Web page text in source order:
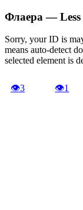
Флаера —Less
Sorry, your ID is
means auto-detect
selected element is
👁3 👁1